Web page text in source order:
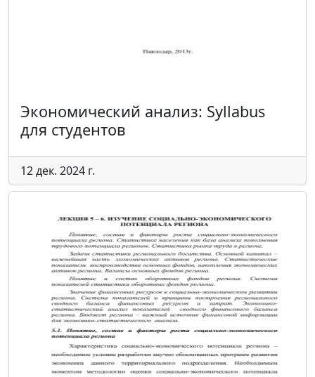
Экономический анализ: Syllabus
для студентов
12 дек. 2024 г.